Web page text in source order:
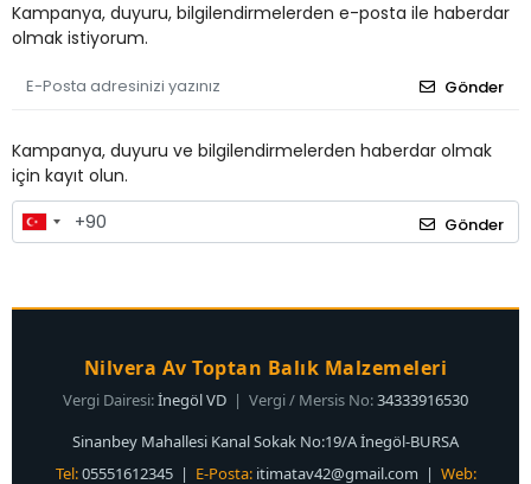
Kampanya, duyuru, bilgilendirmelerden e-posta ile haberdar
olmak istiyorum.
Gönder
Kampanya, duyuru ve bilgilendirmelerden haberdar olmak
için kayıt olun.
Gönder
Nilvera Av Toptan Balık Malzemeleri
Vergi Dairesi:İnegöl VD | Vergi / Mersis No:34333916530
Sinanbey Mahallesi Kanal Sokak No:19/A İnegöl-BURSA
Tel:05551612345 | E-Posta: itimatav42@gmail.com | Web: